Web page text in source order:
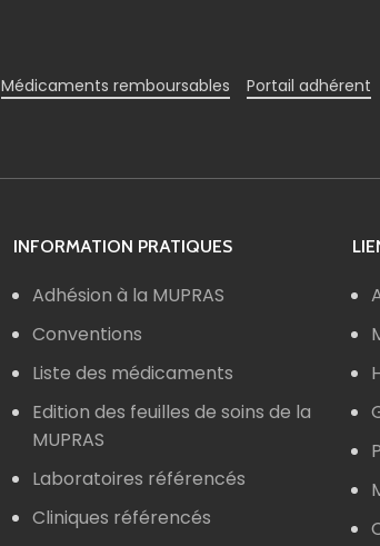
Médicaments remboursables Portail adhérent
INFORMATION PRATIQUES
Adhésion à la MUPRAS
Conventions
Liste des médicaments
Edition des feuilles de soins de la
MUPRAS
Laboratoires référencés
Cliniques référencés